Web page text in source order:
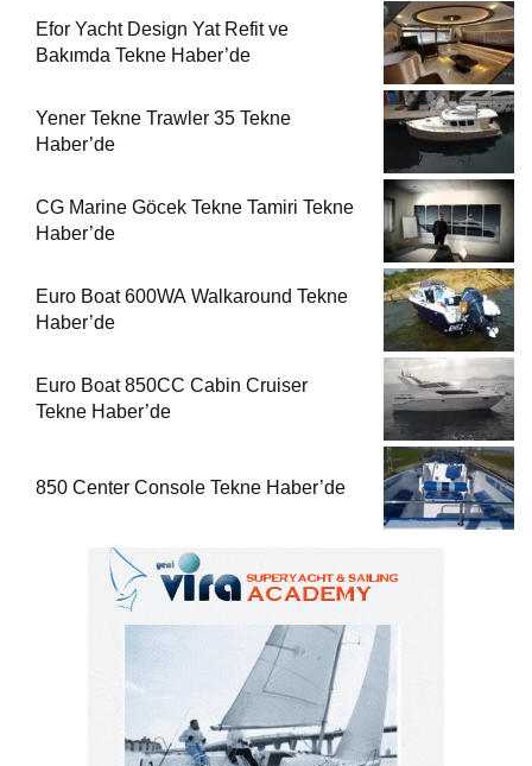
Efor Yacht Design Yat Refit ve
Bakımda Tekne Haber’de
Yener Tekne Trawler 35 Tekne
Haber’de
CG Marine Göcek Tekne Tamiri Tekne
Haber’de
Euro Boat 600WA Walkaround Tekne
Haber’de
Euro Boat 850CC Cabin Cruiser
Tekne Haber’de
850 Center Console Tekne Haber’de